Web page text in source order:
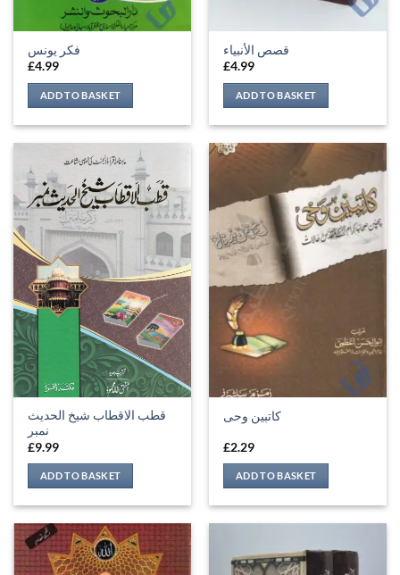
فکر یونس
£4.99
ADD TO BASKET
قصص الأنبياء
£4.99
ADD TO BASKET
قطب الاقطاب شیخ الحدیث
نمبر
£9.99
ADD TO BASKET
کاتبین وحی
£2.29
ADD TO BASKET